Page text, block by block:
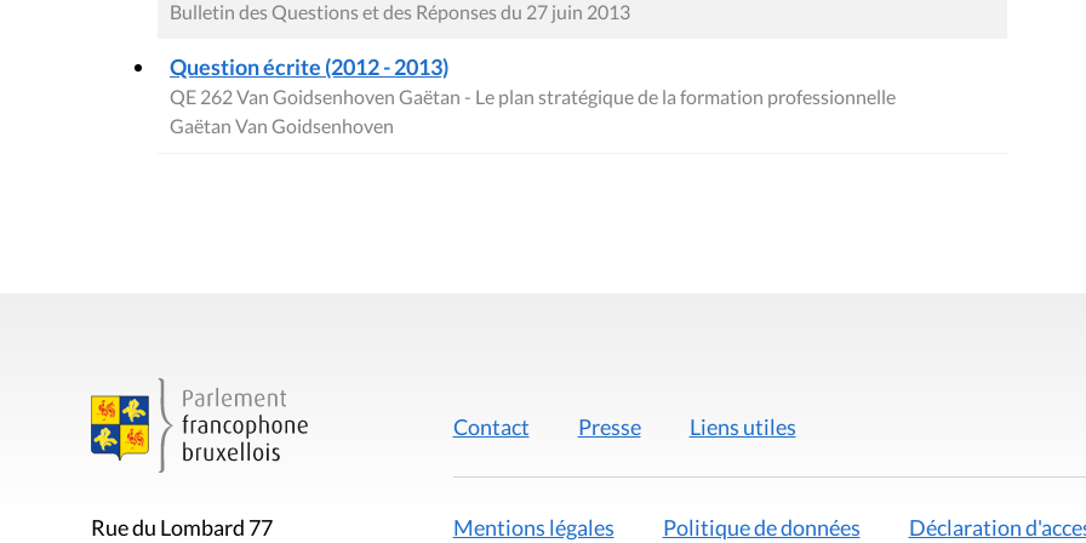
Bulletin des Questions et des Réponses du 27 juin 2013
Question écrite (2012 - 2013)
QE 262 Van Goidsenhoven Gaëtan - Le plan stratégique de la formation professionnelle
Gaëtan Van Goidsenhoven
Rue du Lombard 77
Contact Presse Liens utiles
Mentions légales Politique de données Déclaration